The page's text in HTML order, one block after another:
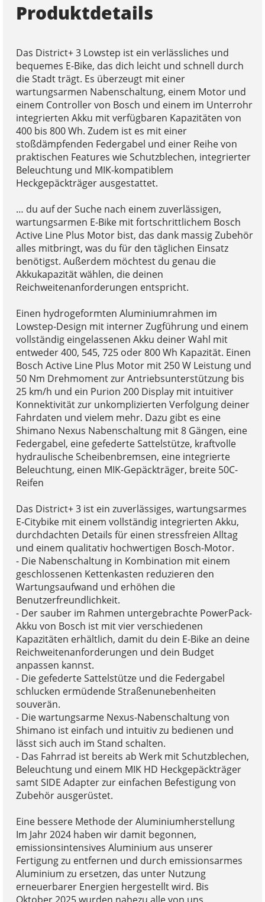
Produktdetails
Das District+ 3 Lowstep ist ein verlässliches und
bequemes E-Bike, das dich leicht und schnell durch
die Stadt trägt. Es überzeugt mit einer
wartungsarmen Nabenschaltung, einem Motor und
einem Controller von Bosch und einem im Unterrohr
integrierten Akku mit verfügbaren Kapazitäten von
400 bis 800 Wh. Zudem ist es mit einer
stoßdämpfenden Federgabel und einer Reihe von
praktischen Features wie Schutzblechen, integrierter
Beleuchtung und MIK-kompatiblem
Heckgepäckträger ausgestattet.
… du auf der Suche nach einem zuverlässigen,
wartungsarmen E-Bike mit fortschrittlichem Bosch
Active Line Plus Motor bist, das dank massig Zubehör
alles mitbringt, was du für den täglichen Einsatz
benötigst. Außerdem möchtest du genau die
Akkukapazität wählen, die deinen
Reichweitenanforderungen entspricht.
Einen hydrogeformten Aluminiumrahmen im
Lowstep-Design mit interner Zugführung und einem
vollständig eingelassenen Akku deiner Wahl mit
entweder 400, 545, 725 oder 800 Wh Kapazität. Einen
Bosch Active Line Plus Motor mit 250 W Leistung und
50 Nm Drehmoment zur Antriebsunterstützung bis
25 km/h und ein Purion 200 Display mit intuitiver
Konnektivität zur unkomplizierten Verfolgung deiner
Fahrdaten und vielem mehr. Dazu gibt es eine
Shimano Nexus Nabenschaltung mit 8 Gängen, eine
Federgabel, eine gefederte Sattelstütze, kraftvolle
hydraulische Scheibenbremsen, eine integrierte
Beleuchtung, einen MIK-Gepäckträger, breite 50C-
Reifen
Das District+ 3 ist ein zuverlässiges, wartungsarmes
E-Citybike mit einem vollständig integrierten Akku,
durchdachten Details für einen stressfreien Alltag
und einem qualitativ hochwertigen Bosch-Motor.
- Die Nabenschaltung in Kombination mit einem
geschlossenen Kettenkasten reduzieren den
Wartungsaufwand und erhöhen die
Benutzerfreundlichkeit.
- Der sauber im Rahmen untergebrachte PowerPack-
Akku von Bosch ist mit vier verschiedenen
Kapazitäten erhältlich, damit du dein E-Bike an deine
Reichweitenanforderungen und dein Budget
anpassen kannst.
- Die gefederte Sattelstütze und die Federgabel
schlucken ermüdende Straßenunebenheiten
souverän.
- Die wartungsarme Nexus-Nabenschaltung von
Shimano ist einfach und intuitiv zu bedienen und
lässt sich auch im Stand schalten.
- Das Fahrrad ist bereits ab Werk mit Schutzblechen,
Beleuchtung und einem MIK HD Heckgepäckträger
samt SIDE Adapter zur einfachen Befestigung von
Zubehör ausgerüstet.
Eine bessere Methode der Aluminiumherstellung
Im Jahr 2024 haben wir damit begonnen,
emissionsintensives Aluminium aus unserer
Fertigung zu entfernen und durch emissionsarmes
Aluminium zu ersetzen, das unter Nutzung
erneuerbarer Energien hergestellt wird. Bis